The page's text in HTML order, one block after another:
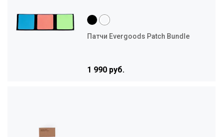
Патчи Evergoods Patch Bundle
1 990 руб.